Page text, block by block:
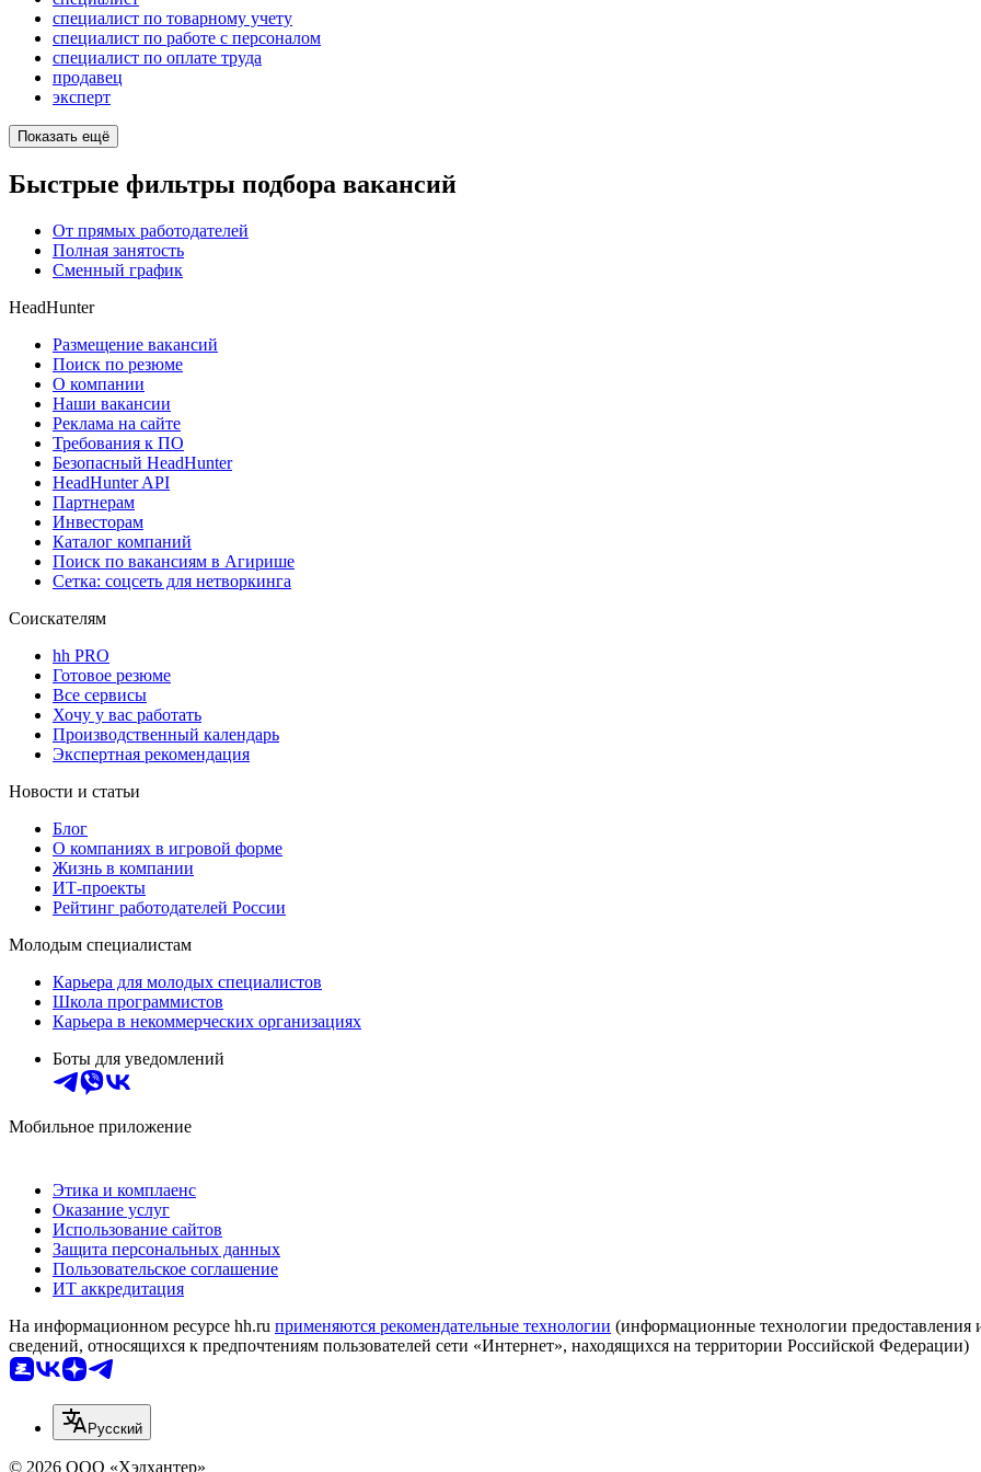
специалист по товарному учету
специалист по работе с персоналом
специалист по оплате труда
продавец
эксперт
Показать ещё
Быстрые фильтры подбора вакансий
От прямых работодателей
Полная занятость
Сменный график
HeadHunter
Размещение вакансий
Поиск по резюме
О компании
Наши вакансии
Реклама на сайте
Требования к ПО
Безопасный HeadHunter
HeadHunter API
Партнерам
Инвесторам
Каталог компаний
Поиск по вакансиям в Агирише
Сетка: соцсеть для нетворкинга
Соискателям
hh PRO
Готовое резюме
Все сервисы
Хочу у вас работать
Производственный календарь
Экспертная рекомендация
Новости и статьи
Блог
О компаниях в игровой форме
Жизнь в компании
ИТ-проекты
Рейтинг работодателей России
Молодым специалистам
Карьера для молодых специалистов
Школа программистов
Карьера в некоммерческих организациях
Боты для уведомлений
Мобильное приложение
Этика и комплаенс
Оказание услуг
Использование сайтов
Защита персональных данных
Пользовательское соглашение
ИТ аккредитация
На информационном ресурсе hh.ru применяются рекомендательные технологии (информационные технологии предоставления
сведений, относящихся к предпочтениям пользователей сети «Интернет», находящихся на территории Российской Федерации)
Русский
© 2026 ООО «Хэдхантер»